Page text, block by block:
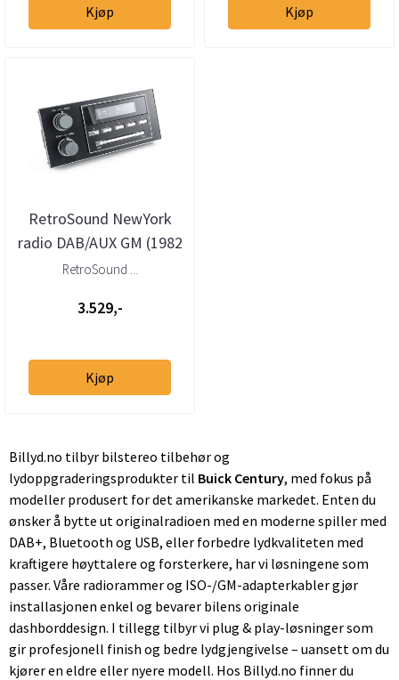
Kjøp Kjøp
RetroSound NewYork
radio DAB/AUX GM (1982
- 1991)
RetroSound ...
3.529,-
Kjøp
Billyd.no tilbyr bilstereo tilbehør og
lydoppgraderingsprodukter til Buick Century, med fokus på
modeller produsert for det amerikanske markedet. Enten du
ønsker å bytte ut originalradioen med en moderne spiller med
DAB+, Bluetooth og USB, eller forbedre lydkvaliteten med
kraftigere høyttalere og forsterkere, har vi løsningene som
passer. Våre radiorammer og ISO-/GM-adapterkabler gjør
installasjonen enkel og bevarer bilens originale
dashborddesign. I tillegg tilbyr vi plug & play-løsninger som
gir profesjonell finish og bedre lydgjengivelse – uansett om du
kjører en eldre eller nyere modell. Hos Billyd.no finner du